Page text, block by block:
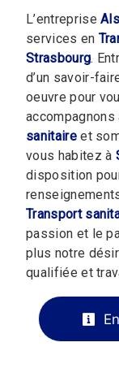
L’entreprise
services en
Strasbourg.
d’un savoir-
oeuvre pour
sanitaireet
vous habitez à
disposition
Transport
passion et le
plus notre
qualifiée et